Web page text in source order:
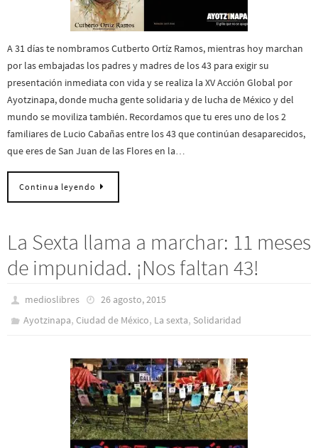
A 31 días te nombramos Cutberto Ortíz Ramos, mientras hoy marchan
por las embajadas los padres y madres de los 43 para exigir su
presentación inmediata con vida y se realiza la XV Acción Global por
Ayotzinapa, donde mucha gente solidaria y de lucha de México y del
mundo se moviliza también. Recordamos que tu eres uno de los 2
familiares de Lucio Cabañas entre los 43 que continúan desaparecidos,
que eres de San Juan de las Flores en la…
Continua leyendo
La Sexta llama a marchar: 11 meses
de impunidad. ¡Nos faltan 43!
medioslibres
26 agosto, 2015
Ayotzinapa,Ciudad de México, La sexta, Solidaridad